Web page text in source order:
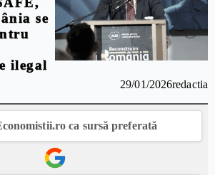
se
ilegal
29/01/2026redactia
ca sursă preferată